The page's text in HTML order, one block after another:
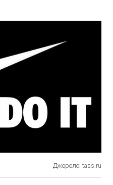
Джерело: tass.ru